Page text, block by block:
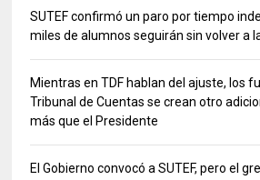
SUTEF confirmó un paro por tiempo
miles de alumnos seguirán sin volver a
Mientras en TDF hablan del ajuste, los
Tribunal de Cuentas se crean otro
más que el Presidente
El Gobierno convocó a SUTEF, pero el